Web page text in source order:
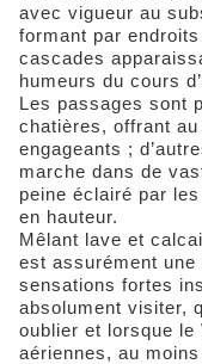
avec vigueur au
formant par
cascades
humeurs du cours
Les passages sont
chatières, offrant
engageants ;
marche dans de
peine éclairé par
en hauteur.
Mêlant lave et
est assurément
sensations fortes
absolument visiter,
oublier et lorsque le
aériennes, au